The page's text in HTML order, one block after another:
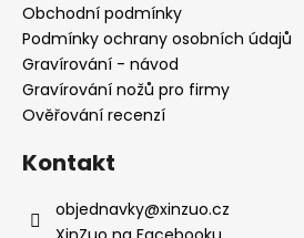
Obchodní podmínky
Podmínky ochrany osobních údajů
Gravírování - návod
Gravírování nožů pro firmy
Ověřování recenzí
Kontakt
objednavky@xinzuo.cz